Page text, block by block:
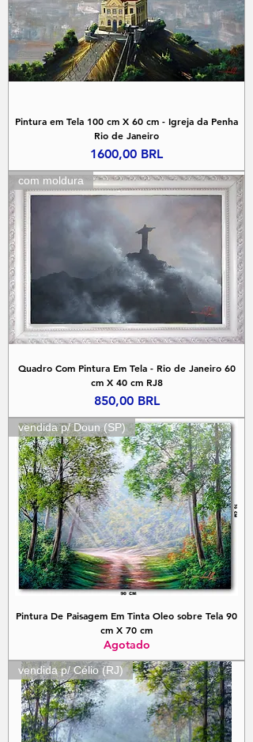
Pintura em Tela 100 cm X 60 cm - Igreja da Penha
Rio de Janeiro
Precio
1600,00 BRL
com moldura
Quadro Com Pintura Em Tela - Rio de Janeiro 60
cm X 40 cm RJ8
Precio
850,00 BRL
vendida p/ Doun (SP)
Pintura De Paisagem Em Tinta Oleo sobre Tela 90
cm X 70 cm
Agotado
vendida p/ Célio (RJ)